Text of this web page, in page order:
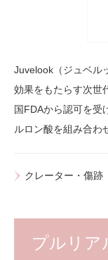
Juvelook（ジュベル
効果をもたらす次世
国FDAから認可を受
ルロン酸を組み合わ
クレーター・傷跡
プルリ